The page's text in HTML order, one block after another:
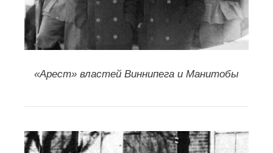
«Арест» властей Виннипега и Манитобы